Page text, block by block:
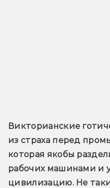
Викторианские
из страха перед
которая якобы
рабочих машинами и
цивилизацию. Не